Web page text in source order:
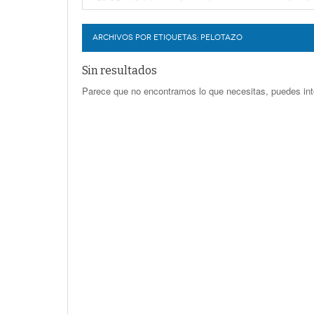
Habrá más suspensiones de
Recorte de 16 mdp en
horas -
Promueven campaña sobre
ARCHIVOS POR ETIQUETAS: PELOTAZO
Sin resultados
Parece que no encontramos lo que necesitas, puedes